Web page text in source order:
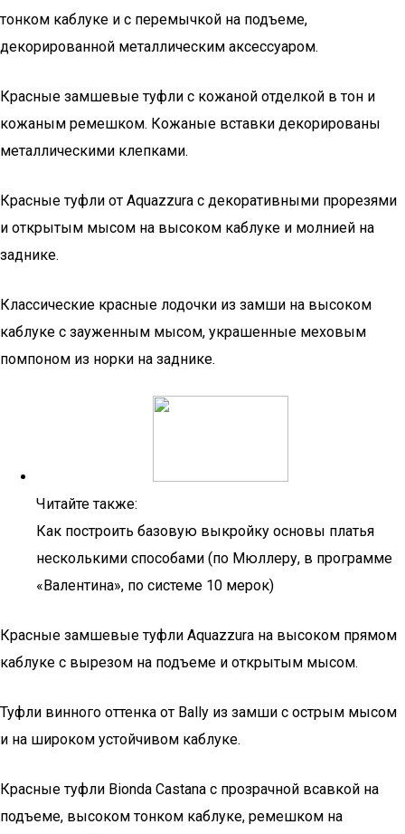
тонком каблуке и с перемычкой на подъеме,
декорированной металлическим аксессуаром.
Красные замшевые туфли с кожаной отделкой в тон и
кожаным ремешком. Кожаные вставки декорированы
металлическими клепками.
Красные туфли от Aquazzura с декоративными прорезями
и открытым мысом на высоком каблуке и молнией на
заднике.
Классические красные лодочки из замши на высоком
каблуке с зауженным мысом, украшенные меховым
помпоном из норки на заднике.
Читайте также:
Как построить базовую выкройку основы платья
несколькими способами (по Мюллеру, в программе
«Валентина», по системе 10 мерок)
Красные замшевые туфли Aquazzura на высоком прямом
каблуке с вырезом на подъеме и открытым мысом.
Туфли винного оттенка от Bally из замши с острым мысом
и на широком устойчивом каблуке.
Красные туфли Bionda Castana с прозрачной всавкой на
подъеме, высоком тонком каблуке, ремешком на